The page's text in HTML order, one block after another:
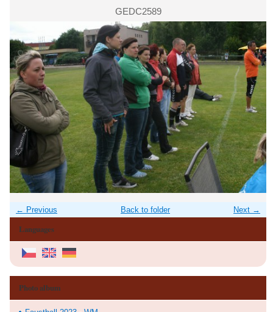
GEDC2589
← Previous Next →
Back to folder
Languages
Photo album